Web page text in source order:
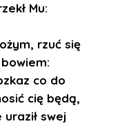
Mu:
rzuć się
co do
cię będą,
swej